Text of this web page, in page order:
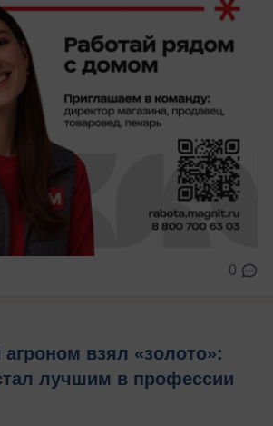
0
взял «золото»:
лучшим в профессии